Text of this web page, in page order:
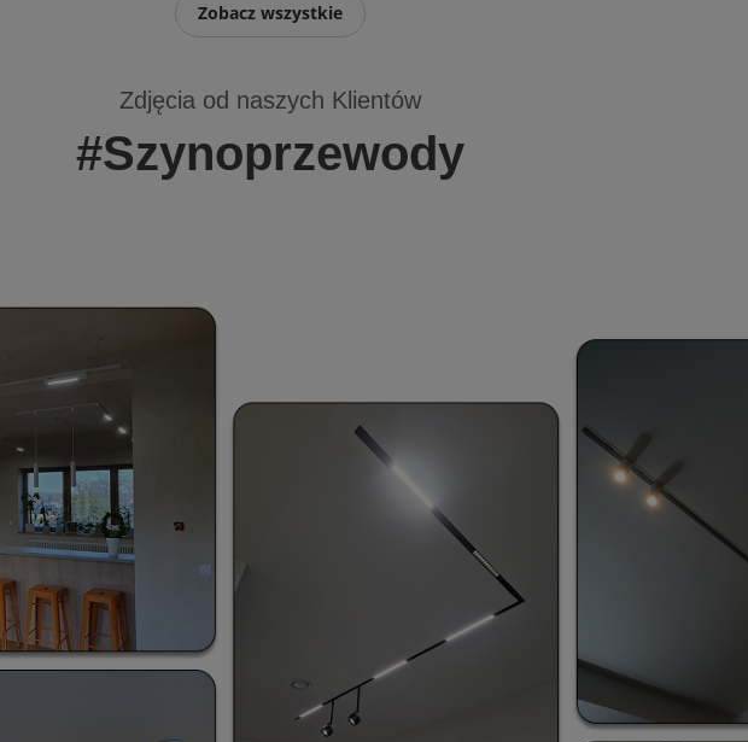
Zobacz wszystkie
Zdjęcia od naszych Klientów
#Szynoprzewody